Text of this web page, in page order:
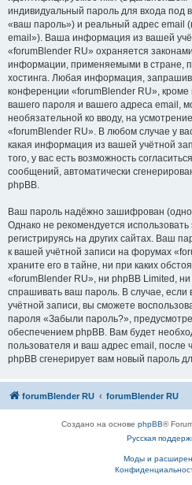
индивидуальный пароль для входа под
«ваш пароль») и реальный адрес email
email»). Ваша информация из вашей
«forumBlender RU» охраняется
информации, применяемыми в стране,
хостинга. Любая информация,
конференции «forumBlender RU»,
вашего пароля и вашего адреса email,
необязательной ко вводу, на
«forumBlender RU». В любом случае у
какая информация из вашей учётной
того, у вас есть возможность
сообщений, автоматически
phpBB.
Ваш пароль надёжно зашифрован
Однако не рекомендуется
регистрируясь на других сайтах. Ваш
к вашей учётной записи на форумах
храните его в тайне, ни при каких
«forumBlender RU», ни phpBB Limited,
спрашивать ваш пароль. В случае,
учётной записи, вы сможете
пароля «Забыли пароль?»,
обеспечением phpBB. Вам будет
пользователя и ваш адрес email, после
phpBB сгенерирует вам новый пароль
forumBlender RU forumBlender RU
Создано на основе phpBB®
Русская
Моды и